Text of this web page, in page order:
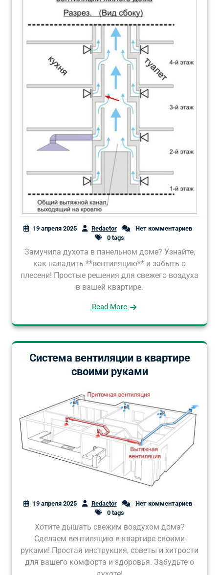
19 апреля 2025 Redactor
Нет комментариев
0 tags
Замучила духота в панельном доме? Узнайте,
как наладить **вентиляцию** и забыть о
плесени! Простые решения для свежего воздуха
в вашей квартире.
Read More
Система вентиляции в квартире
своими руками
19 апреля 2025 Redactor
Нет комментариев
0 tags
Хотите дышать свежим воздухом дома?
Сделаем вентиляцию в квартире своими
руками! Простая инструкция, советы и хитрости
для вашего комфорта и здоровья. Забудьте о